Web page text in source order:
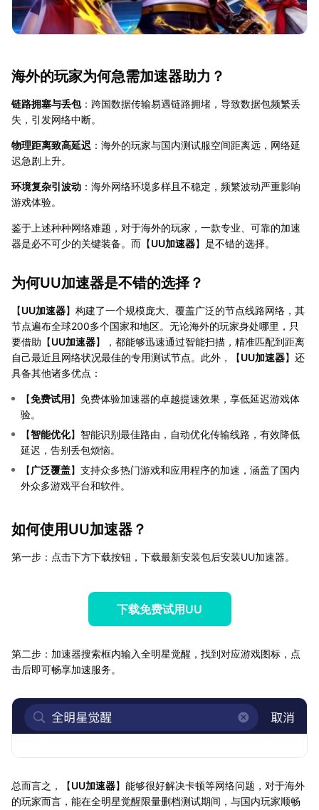
海外的玩家为何急需加速器助力？
链路拥塞与丢包：跨国数据传输易遇链路拥堵，导致数据包频繁丢
失，引发网络中断。
物理距离致高延迟 ：海外的玩家与国内测试服空间距离远，网络延
迟急剧上升。
环境复杂引波动 ：海外网络环境多样且不稳定，频繁波动严重影响
游戏体验。
鉴于上述种种网络难题，对于海外的玩家，一款专业、可靠的加速
器是必不可少的关键装备。而【UU加速器】是不错的选择。
为何UU加速器是不错的选择？
【UU加速器】构建了一个规模庞大、覆盖广泛的节点线路网络，其
节点遍布全球200多个国家和地区。无论海外的玩家身处哪里，只
要借助【UU加速器】，都能够迅速通过智能扫描，精准匹配到距离
自己最近且网络状况最佳的专用测试节点。此外，【UU加速器】还
具备其他诸多优点：
【免费试用】免费体验加速器的卓越提速效果，享低延迟游戏体
验。
【智能优化】智能识别最佳路由，自动优化传输线路，有效降低
延迟，告别丢包烦恼。
【广泛覆盖】支持众多热门游戏和应用程序的加速，涵盖了国内
外众多游戏平台和软件。
如何使用UU加速器？
第一步：点击下方下载按钮，下载最新安装包后安装UU加速器。
下载免费试用UU
第二步：加速器搜索框内输入全明星觉醒，找到对应游戏图标，点
击后即可畅享加速服务。
总而言之，【UU加速器】能够很好解决卡顿等网络问题，对于海外
的玩家而言，能在全明星觉醒限量删档测试期间，与国内玩家顺畅